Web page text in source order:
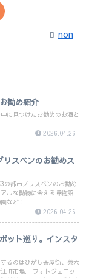
non
勧め紹介
に見つけたお勧めのお酒と
2026.04.26
リスベンのお勧めス
の都市ブリスベンのお勧め
ルな動物に会える博物館
など！
2026.04.26
ット巡り。インスタ
るのはひがし茶屋街、兼六
町市場。 フォトジェニッ